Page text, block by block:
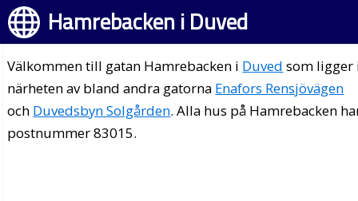
Hamrebacken i Duved
Välkommen till gatan Hamrebacken i Duved som ligger
närheten av bland andra gatorna Enafors Rensjövägen
och Duvedsbyn Solgården. Alla hus på Hamrebacken
postnummer 83015.